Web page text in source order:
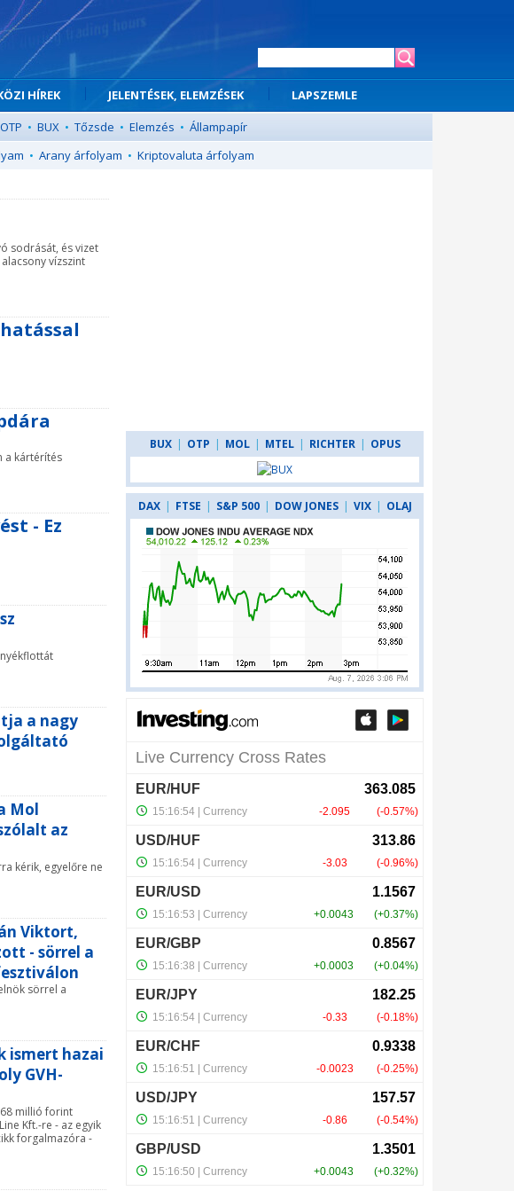
HÍREK JELENTÉSEK, ELEMZÉSEK
LAPSZEMLE
OTP • BUX • Tőzsde • Elemzés • Állampapír
• Arany árfolyam • Kriptovaluta árfolyam
sodrását, és vizet
vízszint
a kártérítés
- Ez
a nagy
Mol
az
kérik, egyelőre ne
Viktort,
- sörrel a
sörrel a
ismert hazai
GVH-
millió forint
Kft.-re - az egyik
forgalmazóra -
BUX | OTP | MOL | MTEL | RICHTER | OPUS
DAX | FTSE | S&P 500 | DOW JONES | VIX | OLAJ